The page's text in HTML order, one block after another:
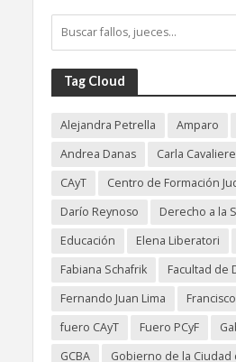
Tag Cloud
Alejandra Petrella Amparo
Andrea Danas
Carla Cavaliere
CAyT
Centro de Formación
Darío Reynoso
Derecho a la
Educación
Elena Liberatori
Fabiana Schafrik
Facultad de
Fernando Juan Lima
fuero CAyT
Fuero PCyF
GCBA
Gobierno de la Ciudad